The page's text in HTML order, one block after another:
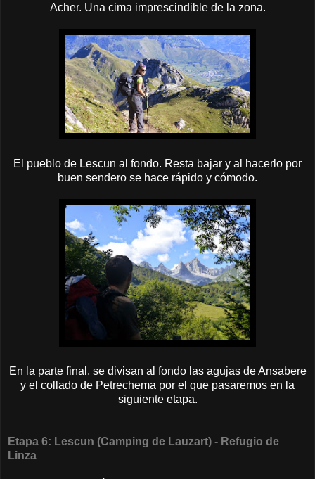
Acher. Una cima imprescindible de la zona.
El pueblo de Lescun al fondo. Resta bajar y al hacerlo por
buen sendero se hace rápido y cómodo.
En la parte final, se divisan al fondo las agujas de Ansabere
y el collado de Petrechema por el que pasaremos en la
siguiente etapa.
Etapa 6: Lescun (Camping de Lauzart) - Refugio de
Linza